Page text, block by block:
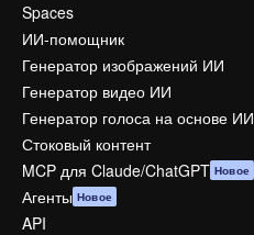
Spaces
ИИ-помощник
Генератор изображений ИИ
Генератор видео ИИ
Генератор голоса на основе ИИ
Стоковый контент
MCP для Claude/ChatGPT Новое
Агенты Новое
API